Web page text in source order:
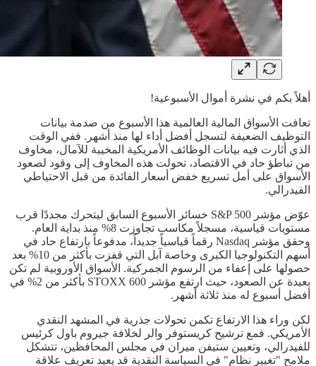
أهلاً بكم في نشرة أموال الأسبوعية!
تعافت الأسواق المالية العالمية هذا الأسبوع من صدمة بيانات
التوظيف الضعيفة لتسجل أفضل أداء لها منذ أشهر. ففي الوقت
الذي أثارت فيه بيانات الوظائف الأمريكية المخيبة للآمال، مخاوف
من تباطؤ حاد في الاقتصاد، تحولت هذه المخاوف إلى وقود لصعود
الأسواق على أمل تسريع خفض أسعار الفائدة من قبل الاحتياطي
الفيدرالي.
عوّض مؤشر S&P 500 خسائر الأسبوع السابق ليتحرك مجددًا قرب
مستويات قياسية، مسجلاً مكاسب تجاوزت 8% منذ بداية العام.
وحقق مؤشر Nasdaq رقماً قياسياً جديداً، مدفوعاً بارتفاع حاد في
أسهم التكنولوجيا الكبرى وخاصة آبل التي قفزت بأكثر من 10% بعد
حصولها على إعفاء من الرسوم الجمركية. الأسواق الأوروبية لم تكن
بعيدة عن الصعود، حيث ارتفع مؤشر STOXX 600 بأكثر من 2% في
أفضل أسبوع له منذ ثلاثة أشهر.
لكن وراء هذا الارتفاع تكمن تحولات جذرية في المشهد النقدي
الأمريكي. فمع ترشيح كريستوفر والر لخلافة جيروم باول كرئيس
للفيدرالي، وتعيين ستيفن ميران في مجلس المحافظين، تتشكل
ملامح "تغيير نظام" في السياسة النقدية قد يعيد تعريف علاقة